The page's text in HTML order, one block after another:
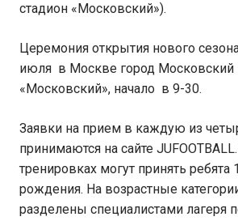
стадион «Московский»).
Церемония открытия нового
июля в Москве город Московский
«Московский», начало в 9-30.
Заявки на прием в каждую из
принимаются на сайте
тренировках могут принять ребята
рождения. На возрастные
разделены специалистами лагеря